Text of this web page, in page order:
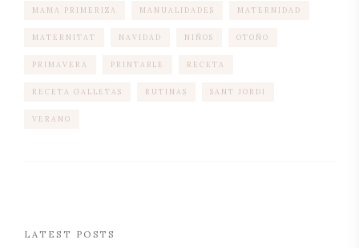
MAMA PRIMERIZA MANUALIDADES MATERNIDAD
MATERNITAT NAVIDAD NIÑOS OTOÑO
PRIMAVERA PRINTABLE RECETA
RECETA GALLETAS RUTINAS SANT JORDI
VERANO
LATEST POSTS